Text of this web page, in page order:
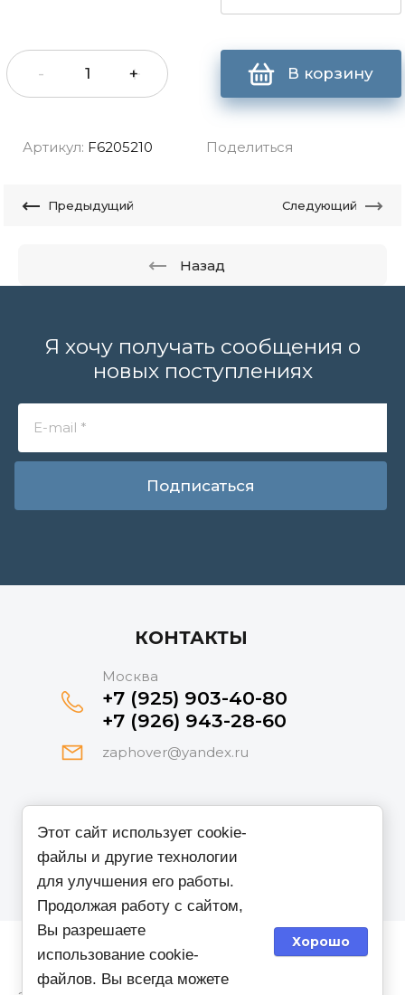
- + В корзину
Артикул: F6205210 Поделиться
Предыдущий Следующий
Назад
Я хочу получать сообщения о
новых поступлениях
Подписаться
КОНТАКТЫ
Москва
+7 (925) 903-40-80
+7 (926) 943-28-60
zaphover@yandex.ru
Принимаем к оплате
Этот сайт использует cookie-
файлы и другие технологии
для улучшения его работы.
Продолжая работу с сайтом,
Вы разрешаете
использование cookie-
файлов. Вы всегда можете
Хорошо